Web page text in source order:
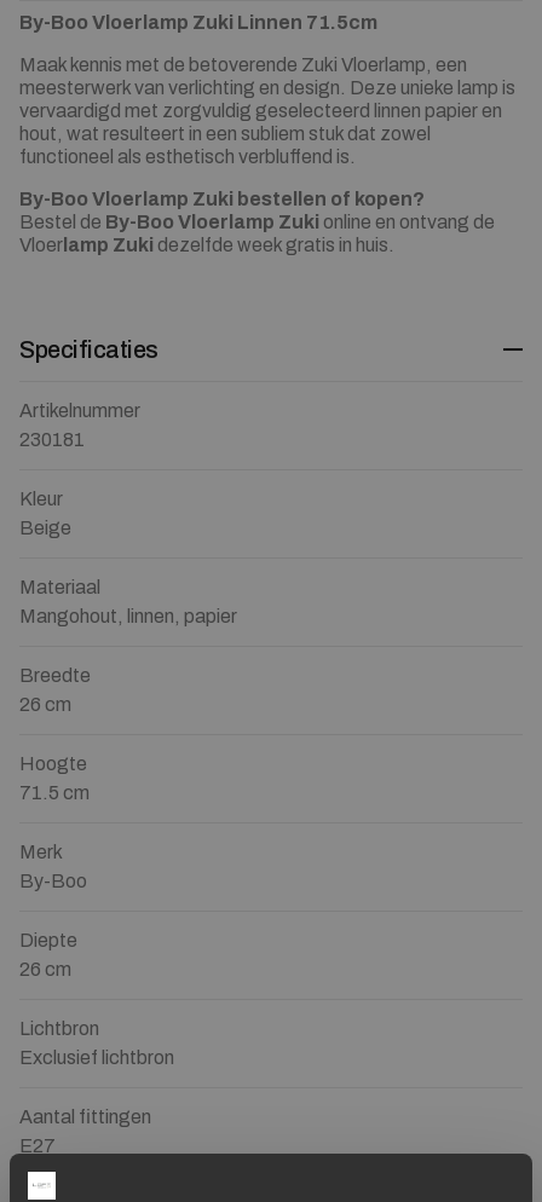
By-Boo Vloerlamp Zuki Linnen 71.5cm
Maak kennis met de betoverende Zuki Vloerlamp, een
meesterwerk van verlichting en design. Deze unieke lamp is
vervaardigd met zorgvuldig geselecteerd linnen papier en
hout, wat resulteert in een subliem stuk dat zowel
functioneel als esthetisch verbluffend is.
By-Boo Vloerlamp Zuki bestellen of kopen?
Bestel de By-Boo Vloerlamp Zuki online en ontvang de
Vloer lamp Zuki dezelfde week gratis in huis.
Specificaties
Artikelnummer
230181
Kleur
Beige
Materiaal
Mangohout, linnen, papier
Breedte
26 cm
Hoogte
71.5 cm
Merk
By-Boo
Diepte
26 cm
Lichtbron
Exclusief lichtbron
Aantal fittingen
E27